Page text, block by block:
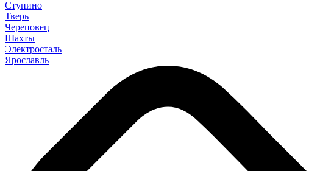
Ступино
Тверь
Череповец
Шахты
Электросталь
Ярославль